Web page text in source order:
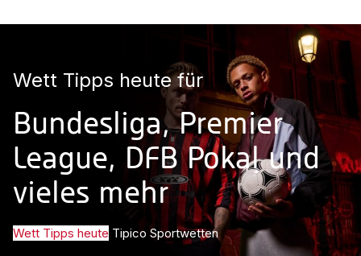
Wett Tipps heute für
Bundesliga, Premier
League, DFB Pokal und
vieles mehr
Wett Tipps heute Tipico Sportwetten